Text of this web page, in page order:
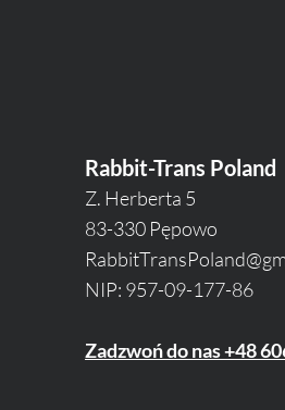
Rabbit-Trans Poland
Z. Herberta 5
83-330 Pępowo
NIP: 957-09-177-86
Zadzwoń do nas +48